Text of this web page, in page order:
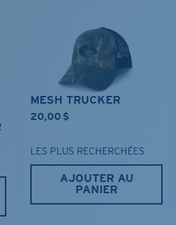
MESH TRUCKER
20,00 $
LES PLUS RECHERCHÉES
AJOUTER AU
PANIER